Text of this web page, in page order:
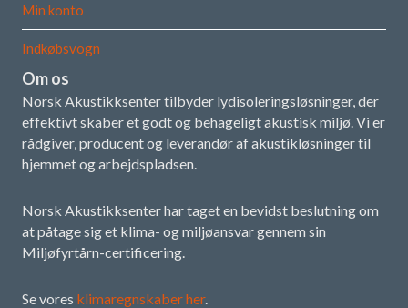
Min konto
Indkøbsvogn
Om os
Norsk Akustikksenter tilbyder lydisoleringsløsninger, der
effektivt skaber et godt og behageligt akustisk miljø. Vi er
rådgiver, producent og leverandør af akustikløsninger til
hjemmet og arbejdspladsen.
Norsk Akustikksenter har taget en bevidst beslutning om
at påtage sig et klima- og miljøansvar gennem sin
Miljøfyrtårn-certificering.
Se vores klimaregnskaber her.